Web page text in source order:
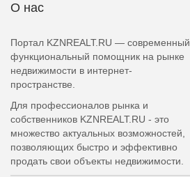
О нас
Портал KZNREALT.RU — современный
функциональный помощник на рынке
недвижимости в интернет-
пространстве.
Для профессионалов рынка и
собственников KZNREALT.RU - это
множество актуальных возможностей,
позволяющих быстро и эффективно
продать свои объекты недвижимости.